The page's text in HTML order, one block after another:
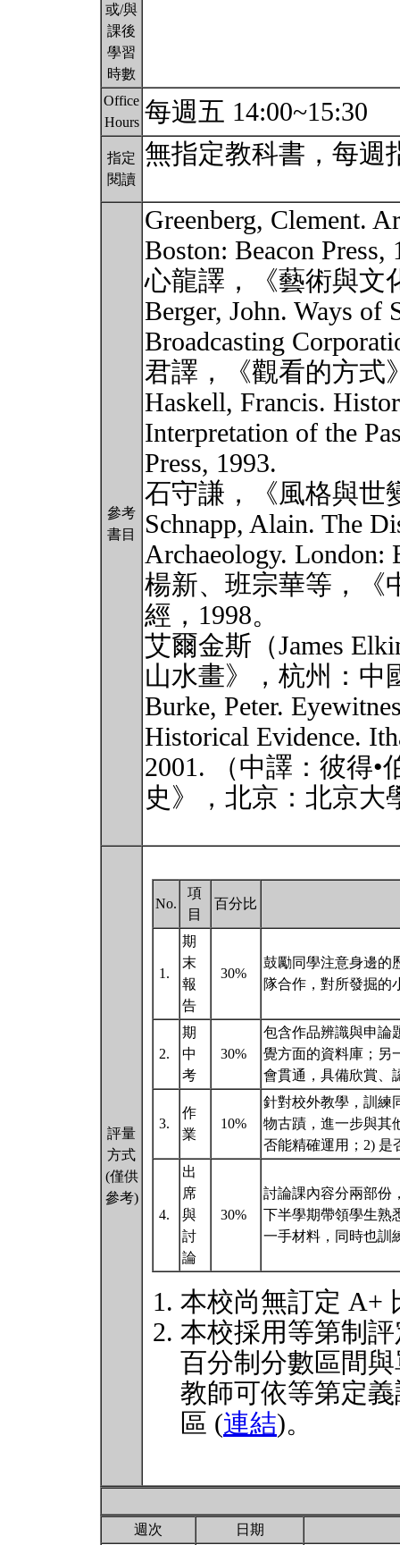
或/與
課後
學習
時數
Office
Hours 每週五 14:00~15:30
指定
閱讀
無指定教科書，每週
參考
書目
Greenberg, Clement.
Boston: Beacon
心龍譯，《藝術與文
Berger, John. Ways of
Broadcasting
君譯，《觀看的方式
Haskell, Francis.
Interpretation of the
Press, 1993.
石守謙，《風格與世
Schnapp, Alain. The
Archaeology. London:
楊新、班宗華等，《
經，1998。
艾爾金斯（James
山水畫》，杭州：中
Burke, Peter.
Historical Evidence.
2001. （中譯：彼得
史》，北京：北京大
評量
方式
(僅供
參考)
No.
項
目
百分比
1.
期
末
報
告
30%
鼓勵同學注意身邊的
隊合作，對所發掘的
2.
期
中
考
30%
包含作品辨識與申論
覺方面的資料庫；另
會貫通，具備欣賞、
3.
作
業
10%
針對校外教學，訓練
物古蹟，進一步與其
否能精確運用；2)
4.
出
席
與
討
論
30%
討論課內容分兩部份
下半學期帶領學生熟
一手材料，同時也訓
本校尚無訂定 A+
本校採用等第制
百分制分數區間
教師可依等第定
區 (連結)。
週次 日期